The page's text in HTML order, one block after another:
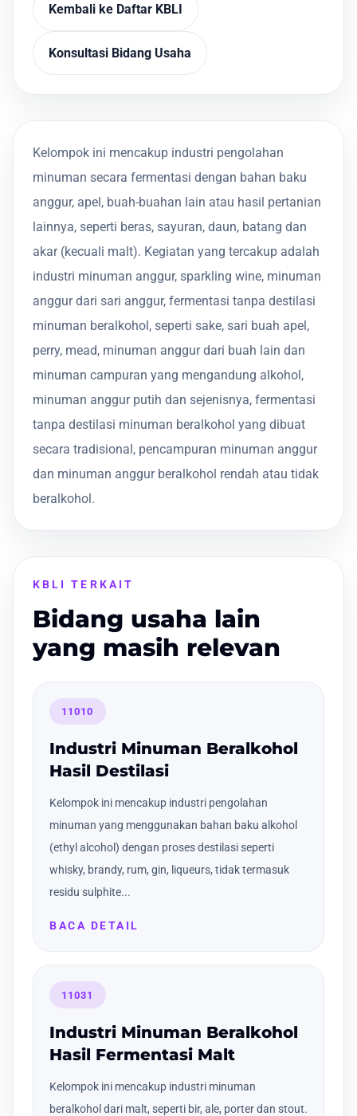
Kembali ke Daftar KBLI
Konsultasi Bidang Usaha
Kelompok ini mencakup industri pengolahan
minuman secara fermentasi dengan bahan baku
anggur, apel, buah-buahan lain atau hasil pertanian
lainnya, seperti beras, sayuran, daun, batang dan
akar (kecuali malt). Kegiatan yang tercakup adalah
industri minuman anggur, sparkling wine, minuman
anggur dari sari anggur, fermentasi tanpa destilasi
minuman beralkohol, seperti sake, sari buah apel,
perry, mead, minuman anggur dari buah lain dan
minuman campuran yang mengandung alkohol,
minuman anggur putih dan sejenisnya, fermentasi
tanpa destilasi minuman beralkohol yang dibuat
secara tradisional, pencampuran minuman anggur
dan minuman anggur beralkohol rendah atau tidak
beralkohol.
KBLI TERKAIT
Bidang usaha lain
yang masih relevan
11010
Industri Minuman Beralkohol
Hasil Destilasi
Kelompok ini mencakup industri pengolahan
minuman yang menggunakan bahan baku alkohol
(ethyl alcohol) dengan proses destilasi seperti
whisky, brandy, rum, gin, liqueurs, tidak termasuk
residu sulphite...
BACA DETAIL
11031
Industri Minuman Beralkohol
Hasil Fermentasi Malt
Kelompok ini mencakup industri minuman
beralkohol dari malt, seperti bir, ale, porter dan stout.